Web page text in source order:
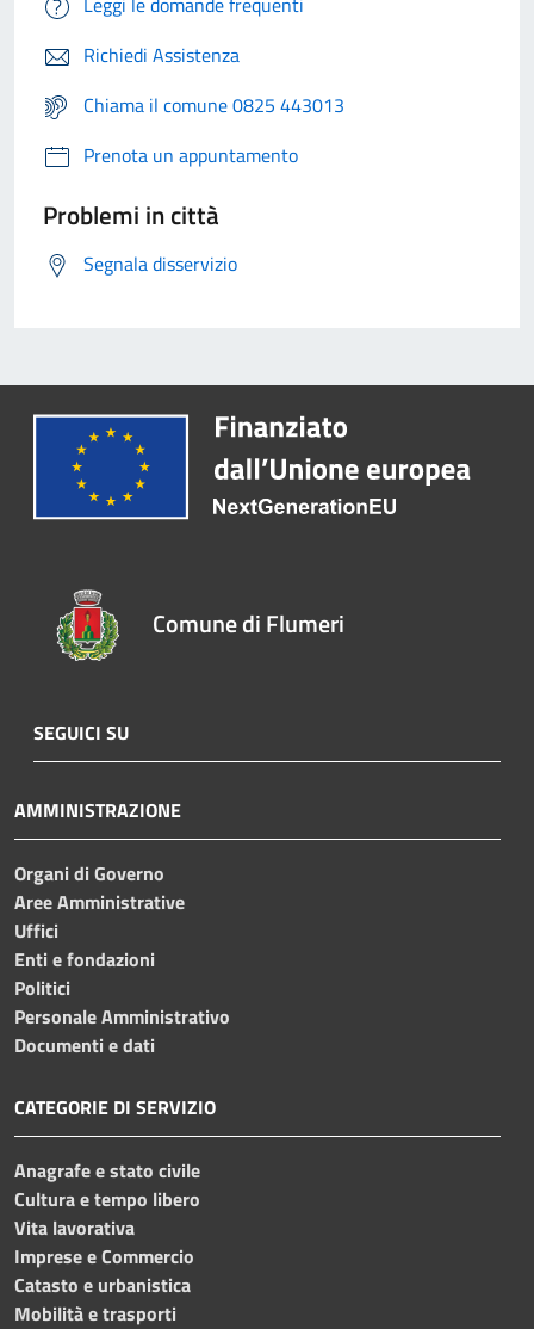
Richiedi Assistenza
Chiama il comune 0825 443013
Prenota un appuntamento
Problemi in città
Segnala disservizio
Comune di Flumeri
SEGUICI SU
AMMINISTRAZIONE
Organi di Governo
Aree Amministrative
Uffici
Enti e fondazioni
Politici
Personale Amministrativo
Documenti e dati
CATEGORIE DI SERVIZIO
Anagrafe e stato civile
Cultura e tempo libero
Vita lavorativa
Imprese e Commercio
Catasto e urbanistica
Mobilità e trasporti